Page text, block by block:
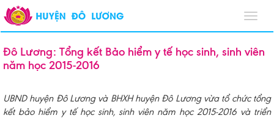
Đô Lương: Tổng kết Bảo hiểm y tế học sinh, sinh viên
năm học 2015-2016
UBND huyện Đô Lương và BHXH huyện Đô Lương vừa tổ chức tổng
kết bảo hiểm y tế học sinh, sinh viên năm học 2015-2016 và triển